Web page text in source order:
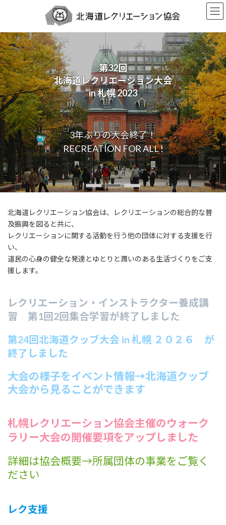
ン
ツ
へ
ス
キ
ッ
プ
ー
シ
ョ
ン
に
移
動
日本レクリエーション協会と
北海道レクリエーション協会
との協働事業
レクリエーション・インストラクター養成講習会
第32回
北海道レクリエーション大会
in 札幌 2023
3年ぶりの大会終了！
RECREATION FOR ALL !
ニュースポーツで
新たなる遊ing
コミュニケーションを
北海道クッブ大会
北海道レクリエーション協会は、レクリエーションの総合的な普
及振興を図ると共に、
レクリエーションに関する活動を行う他の団体に対する支援を行
い、
道民の心身の健全な発達とゆとりと潤いのある生活づくりをご支
援します。
レクリエーション・インストラクター養成講
習 第1回2回集合学習が終了しました
第24回北海道クッブ大会 in 札幌 ２０２６ が
終了しました
大会の様子をイベント情報→北海道クッブ
大会から見ることができます
札幌レクリエーション協会主催のウォーク
ラリー大会の開催要項をアップしました
詳細は協会概要→所属団体の事業をご覧く
ださい
レク支援